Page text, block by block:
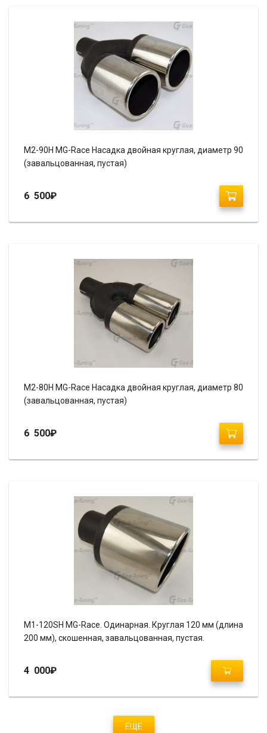
М2-90H MG-Race Насадка двойная круглая, диаметр 90
(завальцованная, пустая)
6 500₽
М2-80H MG-Race Насадка двойная круглая, диаметр 80
(завальцованная, пустая)
6 500₽
M1-120SH MG-Race. Одинарная. Круглая 120 мм (длина
200 мм), скошенная, завальцованная, пустая.
4 000₽
ЕЩЕ